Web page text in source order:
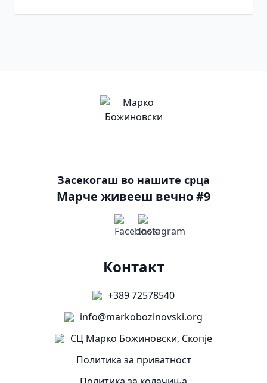
Засекогаш во нашите срца
Марче живееш вечно #9
Контакт
+389 72578540
info@markobozinovski.org
СЦ Марко Божиновски, Скопје
Политика за приватност